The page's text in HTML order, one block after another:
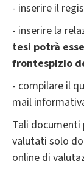
- inserire il
- inserire la
tesi potrà
frontespizio
- compilare il
mail
Tali
valutati solo
online di